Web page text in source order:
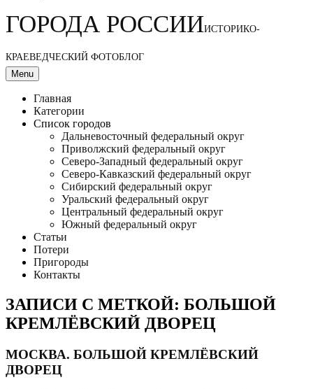
ГОРОДА РОССИИИСТОРИКО-
КРАЕВЕДЧЕСКИЙ ФОТОБЛОГ
Menu
Главная
Категории
Список городов
Дальневосточный федеральный округ
Приволжский федеральный округ
Северо-Западный федеральный округ
Северо-Кавказский федеральный округ
Сибирский федеральный округ
Уральский федеральный округ
Центральный федеральный округ
Южный федеральный округ
Статьи
Потери
Пригороды
Контакты
ЗАПИСИ С МЕТКОЙ: БОЛЬШОЙ
КРЕМЛЁВСКИЙ ДВОРЕЦ
МОСКВА. БОЛЬШОЙ КРЕМЛЁВСКИЙ
ДВОРЕЦ